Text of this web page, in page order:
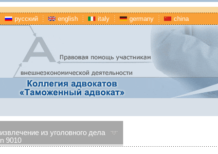
русский english italy germany china
извлечение из уголовного дела
n 9010